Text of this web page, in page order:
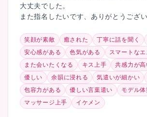
大丈夫でした。
また指名したいです、ありがとうござい
笑顔が素敵 癒された 丁寧に話を聞く
安心感がある
色気がある
スマートなエ
また会いたくなる
キス上手 共感力が高
優しい
余韻に浸れる 気遣いが細かい
包容力がある
優しい言葉遣い モデル体
マッサージ上手
イケメン